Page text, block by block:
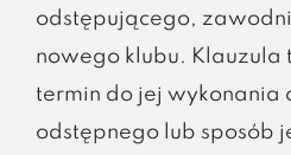
odstępującego,
nowego klubu. Klauzula
termin do jej wykonania
odstępnego lub sposób